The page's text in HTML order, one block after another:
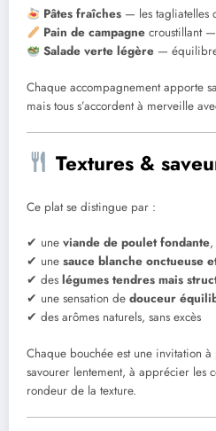
Pâtes fraîches — les tagliatelles
Pain de campagne croustillant
Salade verte légère —
Chaque accompagnement apporte
mais tous s’accordent à merveille
Textures &
Ce plat se distingue par :
✔ une viande de poulet fondante
✔ une sauce blanche onctueuse
✔ des légumes tendres mais
✔ une sensation de douceur
✔ des arômes naturels, sans excès
Chaque bouchée est une invitation
savourer lentement, à apprécier les
rondeur de la texture.